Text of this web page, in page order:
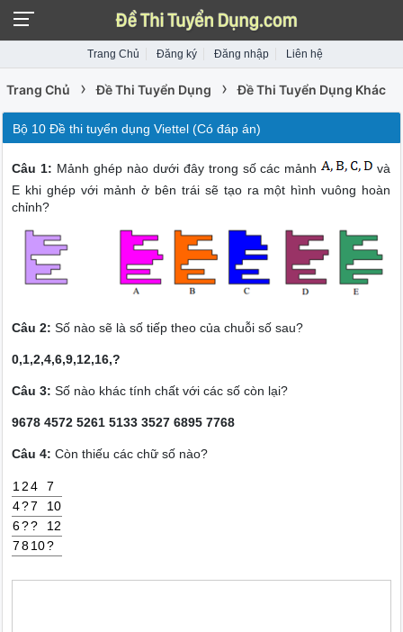
Trang Chủ Đăng ký Đăng nhập Liên hệ
Trang Chủ › Đề Thi Tuyển Dụng › Đề Thi Tuyển Dụng Khác
Bộ 10 Đề thi tuyển dụng Viettel (Có đáp án)
Câu 1: Mảnh ghép nào dưới đây trong số các mảnh
và
E khi ghép với mảnh ở bên trái sẽ tạo ra một hình vuông hoàn
chỉnh?
Câu 2: Số nào sẽ là số tiếp theo của chuỗi số sau?
0,1,2,4,6,9,12,16,?
Câu 3: Số nào khác tính chất với các số còn lại?
9678 4572 5261 5133 3527 6895 7768
Câu 4: Còn thiếu các chữ số nào?
12 4
7
4?7
10
6??
12
7 810?